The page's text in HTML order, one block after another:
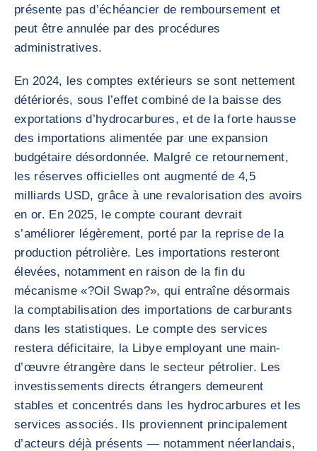
présente pas d’échéancier de remboursement et
peut être annulée par des procédures
administratives.
En 2024, les comptes extérieurs se sont nettement
détériorés, sous l’effet combiné de la baisse des
exportations d’hydrocarbures, et de la forte hausse
des importations alimentée par une expansion
budgétaire désordonnée. Malgré ce retournement,
les réserves officielles ont augmenté de 4,5
milliards USD, grâce à une revalorisation des avoirs
en or. En 2025, le compte courant devrait
s’améliorer légèrement, porté par la reprise de la
production pétrolière. Les importations resteront
élevées, notamment en raison de la fin du
mécanisme «?Oil Swap?», qui entraîne désormais
la comptabilisation des importations de carburants
dans les statistiques. Le compte des services
restera déficitaire, la Libye employant une main-
d’œuvre étrangère dans le secteur pétrolier. Les
investissements directs étrangers demeurent
stables et concentrés dans les hydrocarbures et les
services associés. Ils proviennent principalement
d’acteurs déjà présents — notamment néerlandais,